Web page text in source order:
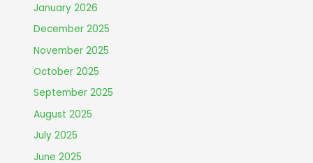
January 2026
December 2025
November 2025
October 2025
September 2025
August 2025
July 2025
June 2025